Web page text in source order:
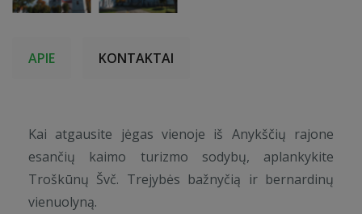
APIE KONTAKTAI
Kai atgausite jėgas vienoje iš Anykščių rajone
esančių kaimo turizmo sodybų, aplankykite
Troškūnų Švč. Trejybės bažnyčią ir bernardinų
vienuolyną.